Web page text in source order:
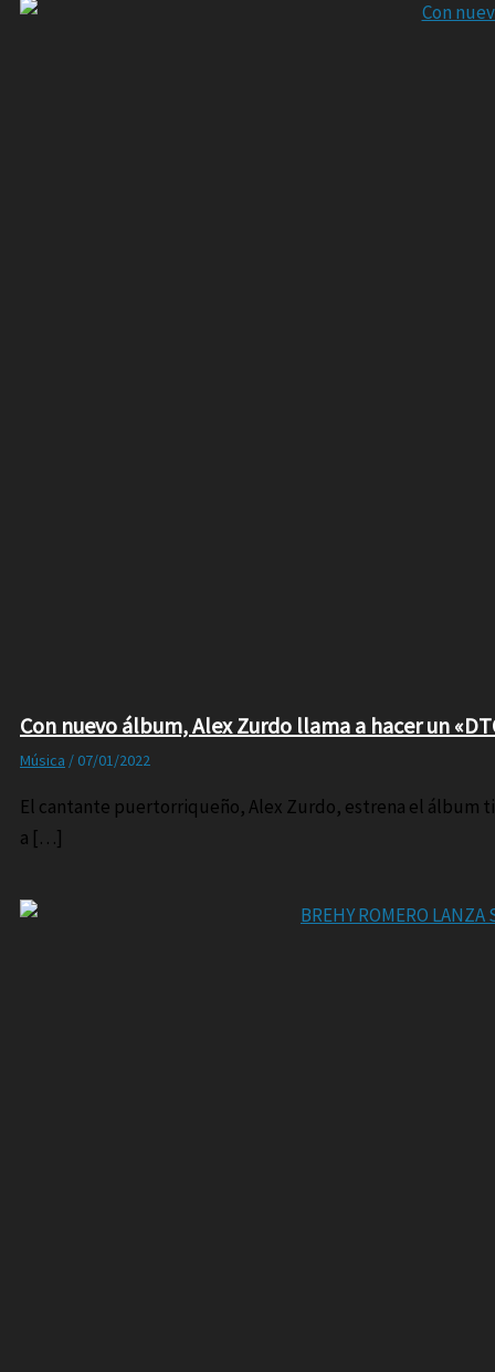
Con nuevo álbum, Alex Zurdo llama a hacer un
Música / 07/01/2022
El cantante puertorriqueño, Alex Zurdo, estrena el álbum
a […]